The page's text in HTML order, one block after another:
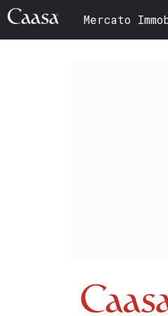
Mercato